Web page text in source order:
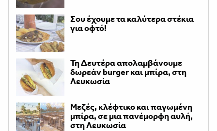
Σου έχουμε τα καλύτερα στέκια
για οφτό!
Τη Δευτέρα απολαμβάνουμε
δωρεάν burger και μπίρα, στη
Λευκωσία
Μεζές, κλέφτικο και παγωμένη
μπίρα, σε μια πανέμορφη αυλή,
στη Λευκωσία